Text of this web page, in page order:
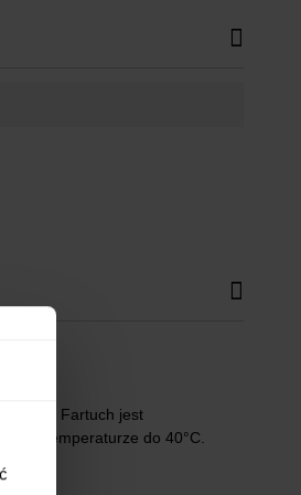
Fartuch jest
w temperaturze do 40°C.